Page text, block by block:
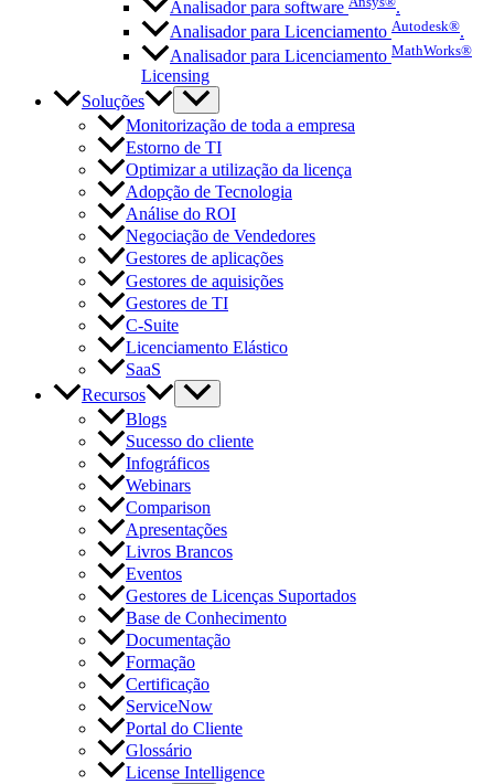
Analisador para software
.
Analisador para Licenciamento Autodesk®.
Analisador para Licenciamento MathWorks®
Licensing
Soluções
Monitorização de toda a empresa
Estorno de TI
Optimizar a utilização da licença
Adopção de Tecnologia
Análise do ROI
Negociação de Vendedores
Gestores de aplicações
Gestores de aquisições
Gestores de TI
C-Suite
Licenciamento Elástico
SaaS
Recursos
Blogs
Sucesso do cliente
Infográficos
Webinars
Comparison
Apresentações
Livros Brancos
Eventos
Gestores de Licenças Suportados
Base de Conhecimento
Documentação
Formação
Certificação
ServiceNow
Portal do Cliente
Glossário
License Intelligence